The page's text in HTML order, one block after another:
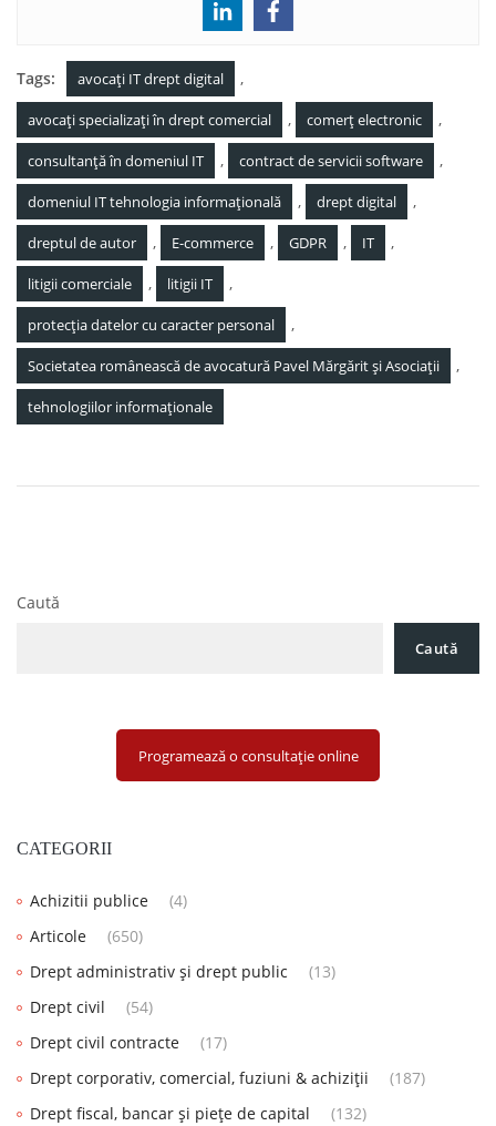
Tags: avocați IT drept digital ,
avocați specializați în drept comercial , comerț electronic ,
consultanță în domeniul IT , contract de servicii software ,
domeniul IT tehnologia informațională , drept digital ,
dreptul de autor , E-commerce , GDPR , IT ,
litigii comerciale , litigii IT ,
protecția datelor cu caracter personal ,
Societatea românească de avocatură Pavel Mărgărit și Asociații ,
tehnologiilor informaționale
articole
Caută
Caută
Programează o consultație online
CATEGORII
Achizitii publice
(4)
Articole
(650)
Drept administrativ și drept public
(13)
Drept civil
(54)
Drept civil contracte
(17)
Drept corporativ, comercial, fuziuni & achiziții
(187)
Drept fiscal, bancar și piețe de capital
(132)